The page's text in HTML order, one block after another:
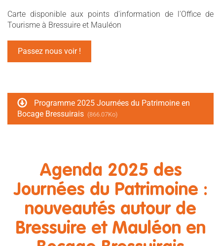
Carte disponible aux points d'information de l'Office de
Tourisme à Bressuire et Mauléon
Passez nous voir !
Programme 2025 Journées du Patrimoine en
Bocage Bressuirais (866.07Ko)
Agenda 2025 des
Journées du Patrimoine :
nouveautés autour de
Bressuire et Mauléon en